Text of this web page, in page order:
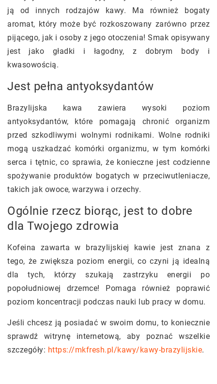
ją od innych rodzajów kawy. Ma również bogaty
aromat, który może być rozkoszowany zarówno przez
pijącego, jak i osoby z jego otoczenia! Smak opisywany
jest jako gładki i łagodny, z dobrym body i
kwasowością.
Jest pełna antyoksydantów
Brazylijska kawa zawiera wysoki poziom
antyoksydantów, które pomagają chronić organizm
przed szkodliwymi wolnymi rodnikami. Wolne rodniki
mogą uszkadzać komórki organizmu, w tym komórki
serca i tętnic, co sprawia, że konieczne jest codzienne
spożywanie produktów bogatych w przeciwutleniacze,
takich jak owoce, warzywa i orzechy.
Ogólnie rzecz biorąc, jest to dobre
dla Twojego zdrowia
Kofeina zawarta w brazylijskiej kawie jest znana z
tego, że zwiększa poziom energii, co czyni ją idealną
dla tych, którzy szukają zastrzyku energii po
popołudniowej drzemce! Pomaga również poprawić
poziom koncentracji podczas nauki lub pracy w domu.
Jeśli chcesz ją posiadać w swoim domu, to koniecznie
sprawdź witrynę internetową, aby poznać wszelkie
szczegóły: https://mkfresh.pl/kawy/kawy-brazylijskie.